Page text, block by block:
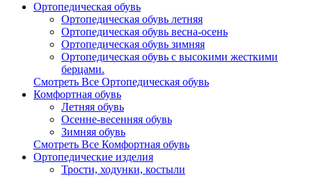
Ортопедическая обувь
Ортопедическая обувь летняя
Ортопедическая обувь весна-осень
Ортопедическая обувь зимняя
Ортопедическая обувь с высокими жесткими
берцами.
Смотреть Все Ортопедическая обувь
Комфортная обувь
Летняя обувь
Осенне-весенняя обувь
Зимняя обувь
Смотреть Все Комфортная обувь
Ортопедические изделия
Трости, ходунки, костыли